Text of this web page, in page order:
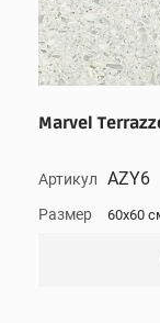
Marvel
Артикул AZY6
Размер 60x60